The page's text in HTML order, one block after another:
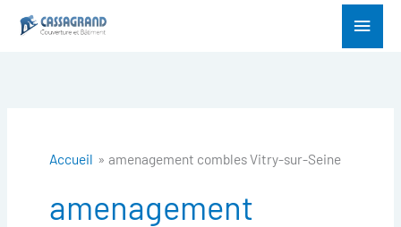
Menu
Accueil amenagement combles Vitry-sur-Seine
amenagement